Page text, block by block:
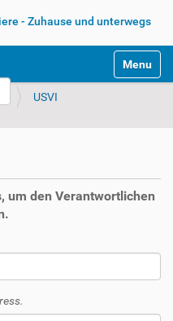
Toggle
USVI
um den Verantwortlichen